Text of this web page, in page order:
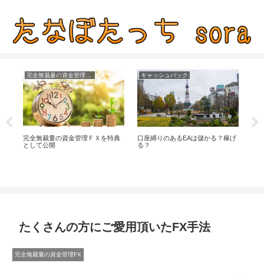
完全無裁量の資金管理FX
完全無裁量の資金管理ＦＸを特典
として公開
キャッシュバック
口座縛りのあるEAは儲かる？稼げ
る？
たくさんの方にご愛用頂いたFX手法
完全無裁量の資金管理FX